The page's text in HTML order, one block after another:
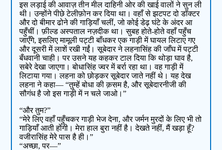
इस लड़ाई की आवाज़ तीन मील दाहिनी ओर की खाई वालों ने सुन ली
थी। उन्होंने पीछे टेलीफ़ोन कर दिया था। वहाँ से झटपट दो डॉक्टर
और दो बीमार ढोने की गाड़ियाँ चलीं, जो कोई डेढ़ घंटे के अंदर आ
पहुँचीं। फ़ील्ड अस्पताल नज़दीक था। सुबह होते-होते वहाँ पहुँच
जाएँगे, इसलिए मामूली पट्टी बाँधकर एक गाड़ी में घायल लिटाए गए
और दूसरी में लाशें रखी गईं। सूबेदार ने लहनासिंह की जाँघ में पट्टी
बँधवानी चाही। पर उसने यह कहकर टाल दिया कि थोड़ा घाव है,
सबेरे देखा जाएगा। बोधासिंह ज्वर में बर्रा रहा था। वह गाड़ी में
लिटाया गया। लहना को छोड़कर सूबेदार जाते नहीं थे। यह देख
लहना ने कहा— “तुम्हें बोधा की क़सम है, और सूबेदारनीजी की
सौगंध है जो इस गाड़ी में न चले जाओ।”
“और तुम?”
“मेरे लिए वहाँ पहुँचकर गाड़ी भेज देना, और जर्मन मुरदों के लिए भी तो
गाड़ियाँ आती होंगी। मेरा हाल बुरा नहीं है। देखते नहीं, मैं खड़ा हूँ?
वजीरासिंह मेरे पास है ही।”
“अच्छा, पर—”